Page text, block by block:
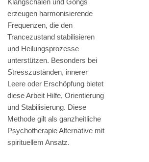
erzeugen harmonisierende
Frequenzen, die den
Trancezustand stabilisieren
und Heilungsprozesse
unterstützen. Besonders bei
Stresszuständen, innerer
Leere oder Erschöpfung bietet
diese Arbeit Hilfe, Orientierung
und Stabilisierung. Diese
Methode gilt als ganzheitliche
Psychotherapie Alternative mit
spirituellem Ansatz.